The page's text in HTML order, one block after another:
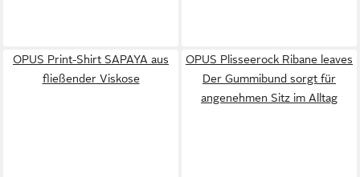
OPUS Print-Shirt SAPAYA aus
fließender Viskose
OPUS Plisseerock Ribane leaves
Der Gummibund sorgt für
angenehmen Sitz im Alltag